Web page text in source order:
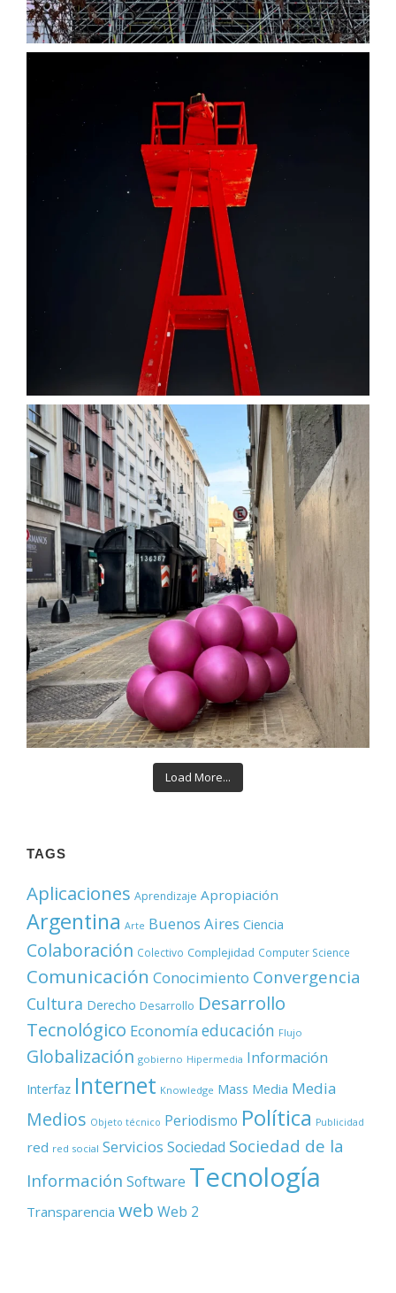
Load More...
TAGS
Aplicaciones Aprendizaje Apropiación
Argentina Arte Buenos Aires Ciencia
Colaboración Colectivo Complejidad Computer Science
Comunicación Conocimiento Convergencia
Cultura Derecho Desarrollo Desarrollo
Tecnológico Economía educación Flujo
Globalización gobierno Hipermedia Información
Interfaz Internet Knowledge Mass Media Media
Medios Objeto técnico Periodismo Política Publicidad
red red social Servicios Sociedad Sociedad de la
Información Software Tecnología
Transparencia web Web 2